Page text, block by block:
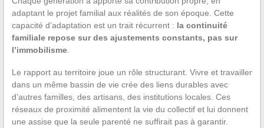
adaptant le projet familial aux réalités de son époque. Cette
capacité d’adaptation est un trait récurrent : la continuité
familiale repose sur des ajustements constants, pas sur
l’immobilisme.
Le rapport au territoire joue un rôle structurant. Vivre et travailler
dans un même bassin de vie crée des liens durables avec
d’autres familles, des artisans, des institutions locales. Ces
réseaux de proximité alimentent la vie du collectif et lui donnent
une assise que la seule parenté ne suffirait pas à garantir.